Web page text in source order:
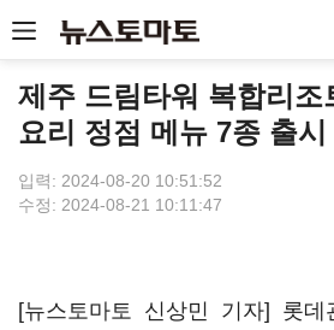
제주 드림타워 복합리조
요리 정점 메뉴 7종 출시
입력: 2024-08-20 10:51:52
수정: 2024-08-21 10:11:47
[뉴스토마토 신상민 기자] 롯데